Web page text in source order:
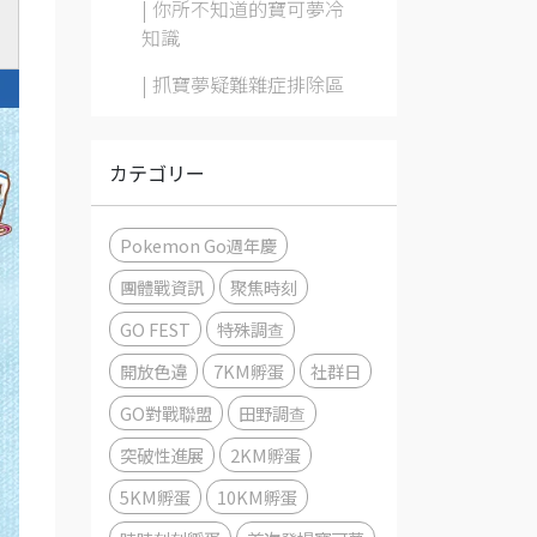
| 你所不知道的寶可夢冷
知識
| 抓寶夢疑難雜症排除區
カテゴリー
Pokemon Go週年慶
團體戰資訊
聚焦時刻
GO FEST
特殊調查
開放色違
7KM孵蛋
社群日
GO對戰聯盟
田野調查
突破性進展
2KM孵蛋
5KM孵蛋
10KM孵蛋